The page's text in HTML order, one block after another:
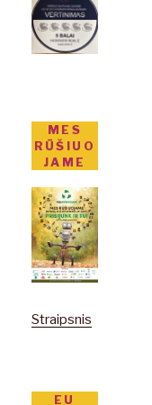
MES
RŪŠIUO
JAME
Straipsnis
EU